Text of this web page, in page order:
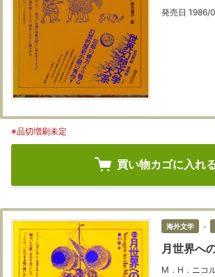
発売日 1986/
※品切増刷未定
買い物カゴに入れ
海外文学 ＞
月世界へ
M．H．ニコ